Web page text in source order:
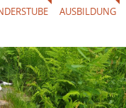
AUSBILDUNG